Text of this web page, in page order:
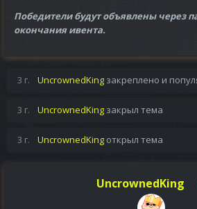
Победители будут объявлены через
окончания ивента.
3 г. UncrownedKing закреплено и
3 г. UncrownedKing закрыл тема
3 г. UncrownedKing открыл тема
UncrownedKing